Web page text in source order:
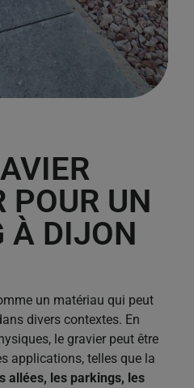
POUR UN
À DIJON
un matériau qui peut
divers contextes. En
le gravier peut être
applications, telles que la
allées, les parkings, les